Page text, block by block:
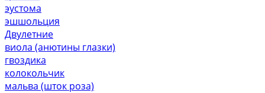
эустома
эшшольция
Двулетние
виола (анютины глазки)
гвоздика
колокольчик
мальва (шток роза)